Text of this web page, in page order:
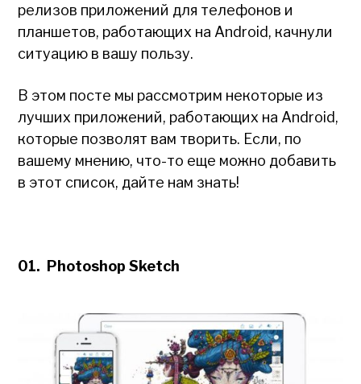
релизов приложений для телефонов и
планшетов, работающих на Android, качнули
ситуацию в вашу пользу.
В этом посте мы рассмотрим некоторые из
лучших приложений, работающих на Android,
которые позволят вам творить. Если, по
вашему мнению, что-то еще можно добавить
в этот список, дайте нам знать!
01. Photoshop Sketch